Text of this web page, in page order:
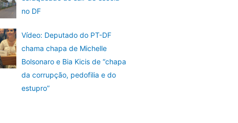
no DF
Vídeo: Deputado do PT-DF
chama chapa de Michelle
Bolsonaro e Bia Kicis de “chapa
da corrupção, pedofilia e do
estupro”